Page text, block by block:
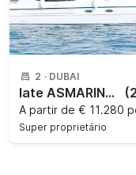
2 · DUBAI
Iate ASMARINE Yacht
A partir de € 11.280
Super proprietário